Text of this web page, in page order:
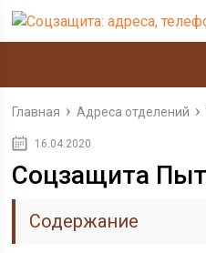
Главная Адреса отделений
16.04.2020
Соцзащита
Содержание